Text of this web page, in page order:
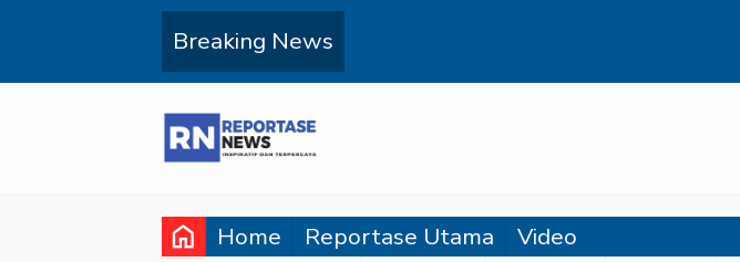
Breaking News
home Home Reportase Utama Video